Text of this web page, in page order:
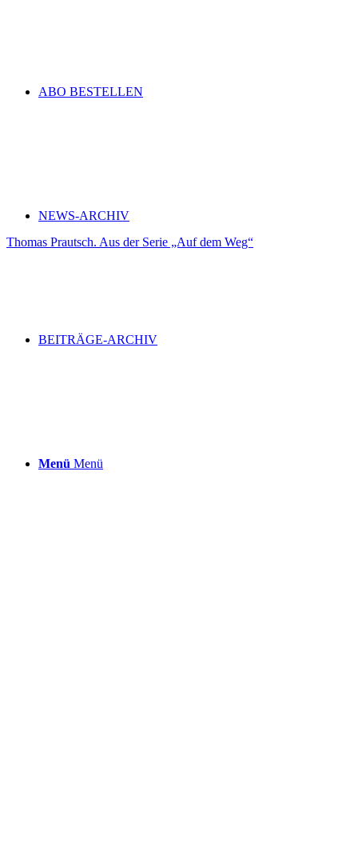
ABO BESTELLEN
NEWS-ARCHIV
BEITRÄGE-ARCHIV
Menü Menü
Thomas Prautsch. Aus der Serie „Auf dem Weg“